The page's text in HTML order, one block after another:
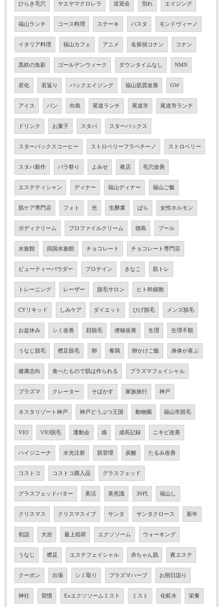
ひらき毛穴 ヤエヤマクロレラ 送迎会 別れ エイジング
福山ランチ コース料理 ステーキ パスタ モンドヴィーノ
イタリア料理 福山カフェ アニメ 名探偵コナン コナン
黒鉄の魚影 ゴールデンウィーク ダウンタイムなし NMN
若化 若返り バックエイジング 福山肌質改善 GW
アイス パン 向島 尾道ランチ 尾道市 尾道市ランチ
ドリンク お菓子 スタバ スターバックス
スターバックスコーヒー ストロベリーフラペチーノ ストロベリー
スタバ新作 バラ祭り よみせ 夜店 毛穴改善
エステティシャン ディナー 福山ディナー 福山ご飯
肌ケア専門店 フォト 光 生酵素 ばら 女性ホルモン
ボディクリーム プロファイルクリーム 徳島 プール
水族館 四国水族館 チョコレート チョコレート専門店
ビューティーパウダー プロテイン きなこ 筋トレ
トレーニング レーザー 脱毛サロン ヒト幹細胞
CYリキッド しみケア ダイエット ひげ脱毛 メンズ脱毛
お盆休み シミ改善 顔脱毛 便秘改善 生理 生理不順
うなじ脱毛 襟足脱毛 卵 養鶏 卵かけご飯 身体が喜ぶ
健康志向 食べたもので肌は作られる プラズマフェイシャル
プラズマ クレーター そばかす 家族旅行 神戸
ネスタリゾート神戸 神戸どうぶつ王国 動物園 福山市脱毛
VIO VIO脱毛 運動会 娘 成長記録 ニキビ改善
ハイジニーナ 水光注射 肌管理 炭酸 たるみ改善
コストコ コストコ購入品 グラスフェッド
グラスフェッドバター 美活 美意識 30代 福山し
クリスマス クリスマスイブ サンタ サンタクロース 新年
初詣 大吉 最上稲荷 エクソソーム ウォーキング
うなじ 襟足 エステフェイシャル 赤ちゃん肌 夜エステ
クーポン 出張 シミ取り プラズマハーブ お朔日詣り
神社 習慣 Exエクソソームミスト ミスト 化粧水 栄養